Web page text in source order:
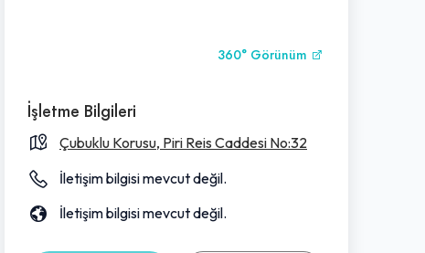
360° Görünüm
İşletme Bilgileri
Çubuklu Korusu, Piri Reis Caddesi No:32
İletişim bilgisi mevcut değil.
İletişim bilgisi mevcut değil.